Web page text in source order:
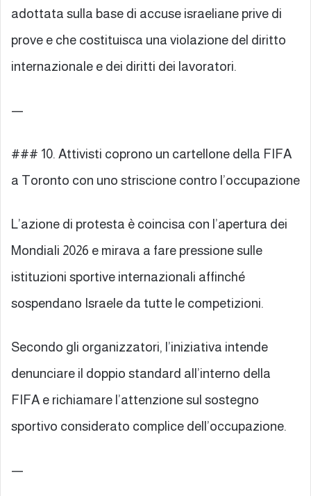
adottata sulla base di accuse israeliane prive di
prove e che costituisca una violazione del diritto
internazionale e dei diritti dei lavoratori.
—
### 10. Attivisti coprono un cartellone della FIFA
a Toronto con uno striscione contro l’occupazione
L’azione di protesta è coincisa con l’apertura dei
Mondiali 2026 e mirava a fare pressione sulle
istituzioni sportive internazionali affinché
sospendano Israele da tutte le competizioni.
Secondo gli organizzatori, l’iniziativa intende
denunciare il doppio standard all’interno della
FIFA e richiamare l’attenzione sul sostegno
sportivo considerato complice dell’occupazione.
—